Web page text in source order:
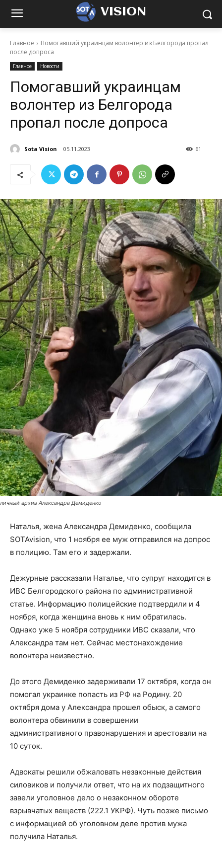
VISION
Главное
Помогавший украинцам волонтер из Белгорода пропал
после допроса
Главное Новости
Помогавший украинцам
волонтер из Белгорода
пропал после допроса
Sota Vision 05.11.2023 61
личный архив Александра Демиденко
Наталья, жена Александра Демиденко, сообщила
SOTAvision, что 1 ноября ее муж отправился на допрос
в полицию. Там его и задержали.
Дежурные рассказали Наталье, что супруг находится в
ИВС Белгородского района по административной
статье. Информацию полицейские подтвердили и 4
ноября, когда женщина вновь к ним обратилась.
Однако уже 5 ноября сотрудники ИВС сказали, что
Александра там нет. Сейчас местонахождение
волонтера неизвестно.
До этого Демиденко задерживали 17 октября, когда он
помогал украинке попасть из РФ на Родину. 20
октября дома у Александра прошел обыск, а самого
волонтера обвинили в совершении
административного правонарушения и арестовали на
10 суток.
Адвокаты решили обжаловать незаконные действия
силовиков и получили ответ, что на их подзащитного
завели уголовное дело о незаконном обороте
взрывчатых веществ (222.1 УКРФ). Чуть позже письмо
с информацией об уголовном деле против мужа
получила Наталья.